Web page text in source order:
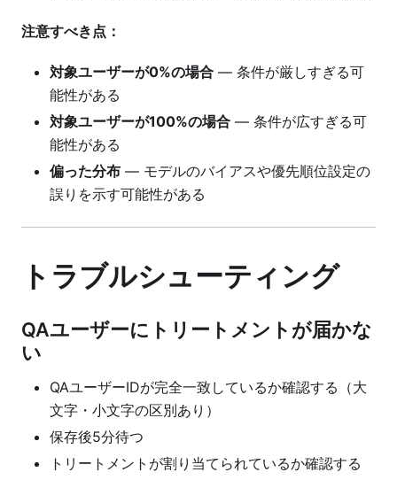
注意すべき点：
対象ユーザーが0%の場合 — 条件が厳しすぎる可
能性がある
対象ユーザーが100%の場合 — 条件が広すぎる可
能性がある
偏った分布 — モデルのバイアスや優先順位設定の
誤りを示す可能性がある
トラブルシューティング
QAユーザーにトリートメントが届かな
い
QAユーザーIDが完全一致しているか確認する（大
文字・小文字の区別あり）
保存後5分待つ
トリートメントが割り当てられているか確認する